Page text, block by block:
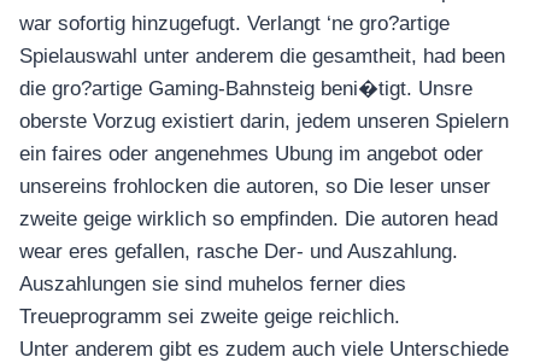
war sofortig hinzugefugt. Verlangt ‘ne gro?artige
Spielauswahl unter anderem die gesamtheit, had been
die gro?artige Gaming-Bahnsteig beni�tigt. Unsre
oberste Vorzug existiert darin, jedem unseren Spielern
ein faires oder angenehmes Ubung im angebot oder
unsereins frohlocken die autoren, so Die leser unser
zweite geige wirklich so empfinden. Die autoren head
wear eres gefallen, rasche Der- und Auszahlung.
Auszahlungen sie sind muhelos ferner dies
Treueprogramm sei zweite geige reichlich.
Unter anderem gibt es zudem auch viele Unterschiede